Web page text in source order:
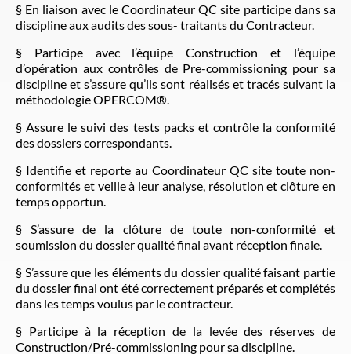
§ En liaison avec le Coordinateur QC site participe dans sa
discipline aux audits des sous- traitants du Contracteur.
§ Participe avec l’équipe Construction et l’équipe
d’opération aux contrôles de Pre-commissioning pour sa
discipline et s’assure qu’ils sont réalisés et tracés suivant la
méthodologie OPERCOM®.
§ Assure le suivi des tests packs et contrôle la conformité
des dossiers correspondants.
§ Identifie et reporte au Coordinateur QC site toute non-
conformités et veille à leur analyse, résolution et clôture en
temps opportun.
§ S’assure de la clôture de toute non-conformité et
soumission du dossier qualité final avant réception finale.
§ S’assure que les éléments du dossier qualité faisant partie
du dossier final ont été correctement préparés et complétés
dans les temps voulus par le contracteur.
§ Participe à la réception de la levée des réserves de
Construction/Pré-commissioning pour sa discipline.